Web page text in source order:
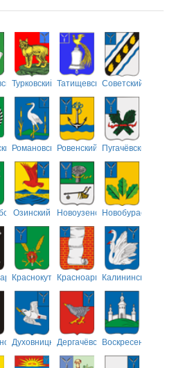
Турковский ТатищевскийСоветский
РомановскийРовенский Пугачёвский
Озинский НовоузенскийНовобурасский
КраснокутскийКрасноармейский
Калининский
ДуховницкийДергачёвскийВоскресенский